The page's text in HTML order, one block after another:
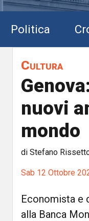
Politica
Cultura
nuovi
mondo
di Stefano
Sab 12 Ottobre
Economista e
alla Banca